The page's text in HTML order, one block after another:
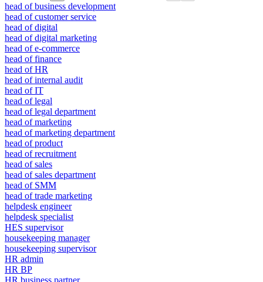
head of business development
head of customer service
head of digital
head of digital marketing
head of e-commerce
head of finance
head of HR
head of internal audit
head of IT
head of legal
head of legal department
head of marketing
head of marketing department
head of product
head of recruitment
head of sales
head of sales department
head of SMM
head of trade marketing
helpdesk engineer
helpdesk specialist
HES supervisor
housekeeping manager
housekeeping supervisor
HR admin
HR BP
HR business partner